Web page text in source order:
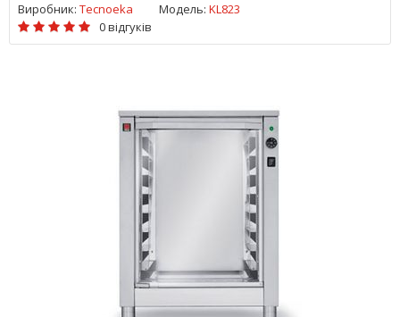
Виробник: Tecnoeka Модель: KL823
0 відгуків